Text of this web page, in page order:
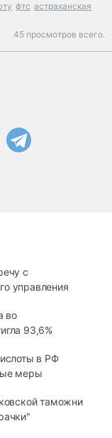
фтс астраханская
45 просмотров всего.
с
управления
во
93,6%
в РФ
меры
таможни